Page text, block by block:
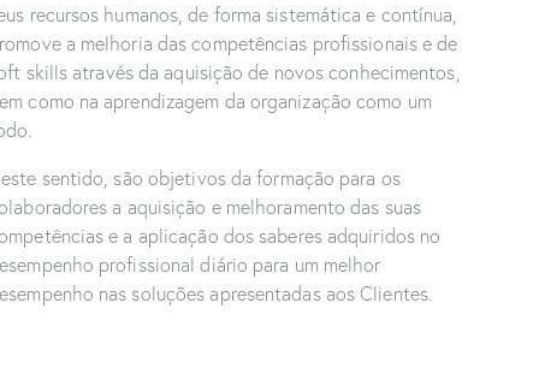
recursos humanos, de forma sistemática e contínua,
a melhoria das competências profissionais e de
skills através da aquisição de novos conhecimentos,
como na aprendizagem da organização como um
sentido, são objetivos da formação para os
a aquisição e melhoramento das suas
e a aplicação dos saberes adquiridos no
profissional diário para um melhor
nas soluções apresentadas aos Clientes.